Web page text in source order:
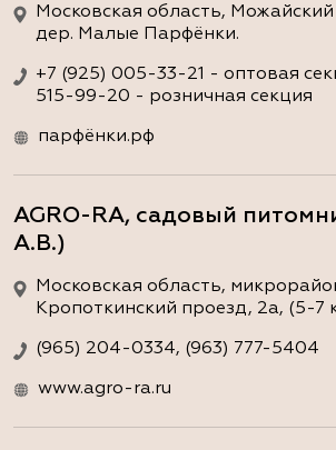
Московская область,
дер. Малые Парфёнки.
+7 (925) 005-33-21 - оптовая
515-99-20 - розничная секция
парфёнки.рф
AGRO-RA, садовый
А.В.)
Московская область,
Кропоткинский проезд, 2а, (5-7
(965) 204-0334, (963) 777-5404
www.agro-ra.ru